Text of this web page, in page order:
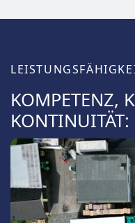
KOMPETENZ,
KONTINUITÄT: